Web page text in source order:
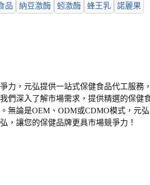
品 納豆激酶 蚓激酶 蜂王乳 諾麗果
力，元弘提供一站式保健食品代工服務
們深入了解市場需求，提供精選的保健
無論是OEM 、 ODM或CDMO模式，元
，讓您的保健品牌更具市場競爭力！